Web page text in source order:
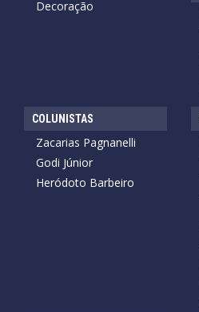
Decoração
COLUNISTAS
Zacarias Pagnanelli
Godi Júnior
Heródoto Barbeiro